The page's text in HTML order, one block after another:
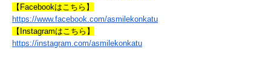
【Facebookはこちら】
https://www.facebook.com/asmilekonkatu
【Instagramはこちら】
https://instagram.com/asmilekonkatu